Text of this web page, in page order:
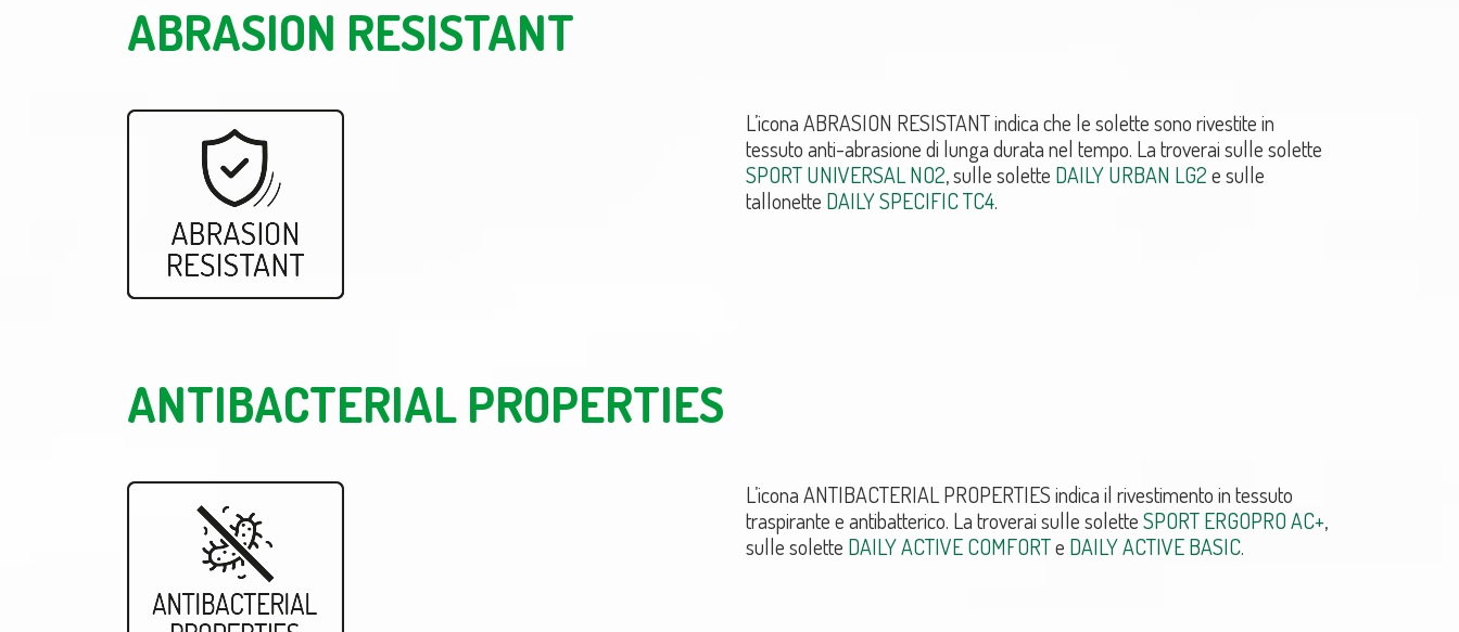
ABRASION RESISTANT
L’icona ABRASION RESISTANT indica che le solette sono rivestite in
tessuto anti-abrasione di lunga durata nel tempo. La troverai sulle solette
SPORT UNIVERSAL NO2, sulle solette DAILY URBAN LG2e sulle
tallonette DAILY SPECIFIC TC4.
ANTIBACTERIAL PROPERTIES
L’icona ANTIBACTERIAL PROPERTIES indica il rivestimento in tessuto
traspirante e antibatterico. La troverai sulle soletteSPORT ERGOPRO AC+,
sulle solette DAILY ACTIVE COMFORTe DAILY ACTIVE BASIC.